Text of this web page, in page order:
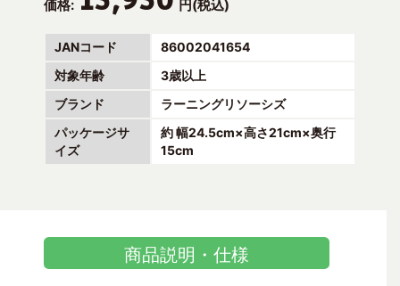
価格: 円(税込)
JANコード
86002041654
対象年齢
3歳以上
ブランド
ラーニングリソーシズ
パッケージサ
イズ
約 幅24.5cm×高さ21cm×奥行
15cm
商品説明・仕様